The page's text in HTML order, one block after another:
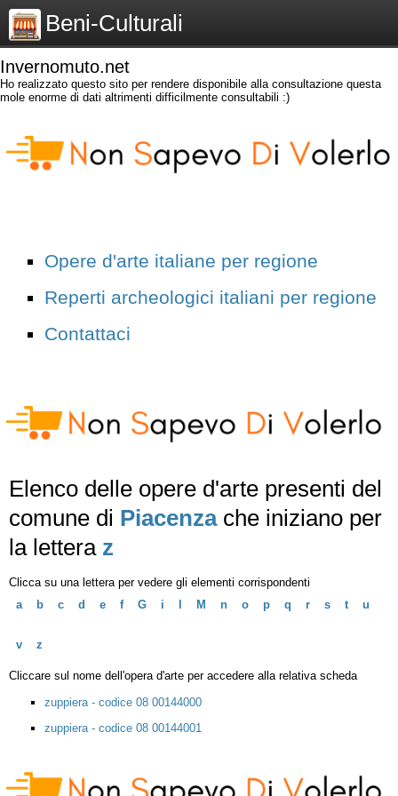
Beni-Culturali
Invernomuto.net
Ho realizzato questo sito per rendere disponibile alla consultazione questa
mole enorme di dati altrimenti difficilmente consultabili :)
Opere d'arte italiane per regione
Reperti archeologici italiani per regione
Contattaci
Elenco delle opere d'arte presenti del
comune di Piacenzache iniziano per
la lettera z
Clicca su una lettera per vedere gli elementi corrispondenti
a
b c d e f G i M n o p q r s t u
v z
Cliccare sul nome dell'opera d'arte per accedere alla relativa scheda
zuppiera - codice 08 00144000
zuppiera - codice 08 00144001